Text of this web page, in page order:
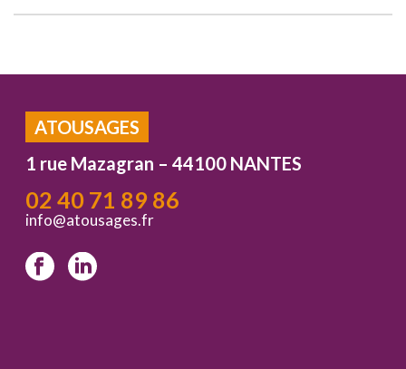
ATOUSAGES
1 rue Mazagran – 44100 NANTES
02 40 71 89 86
info@atousages.fr